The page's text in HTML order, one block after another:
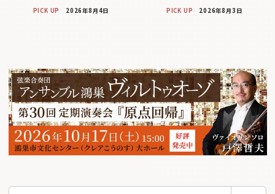
PICK UP 2026年8月4日 PICK UP 2026年8月3日